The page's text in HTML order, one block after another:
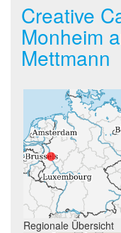
Creative
Monheim
Mettmann
Regionale Übersicht